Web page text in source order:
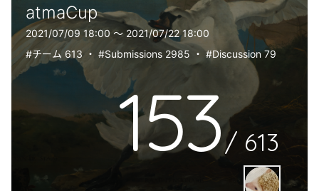
atmaCup
2021/07/09 18:00 〜 2021/07/22 18:00
#チーム 613 ・ #Submissions 2985 ・#Discussion 79
153/ 613